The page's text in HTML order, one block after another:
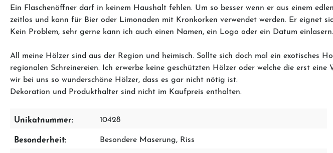
Ein Flaschenöffner darf in keinem Haushalt fehlen. Um so besser wenn er aus einem
zeitlos und kann für Bier oder Limonaden mit Kronkorken verwendet werden. Er eignet
Kein Problem, sehr gerne kann ich auch einen Namen, ein Logo oder ein Datum einlasern.
All meine Hölzer sind aus der Region und heimisch. Sollte sich doch mal ein exotisches
regionalen Schreinereien. Ich erwerbe keine geschützten Hölzer oder welche die erst
wir bei uns so wunderschöne Hölzer, dass es gar nicht nötig ist.
Dekoration und Produkthalter sind nicht im Kaufpreis enthalten.
Unikatnummer: 10428
Besonderheit: Besondere Maserung, Riss